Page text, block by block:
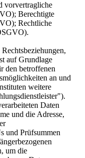
vorvertragliche
Berechtigte
Rechtliche
auf Grundlage
den betroffenen
an und
weitere
Daten
und die Adresse,
und Prüfsummen
um die